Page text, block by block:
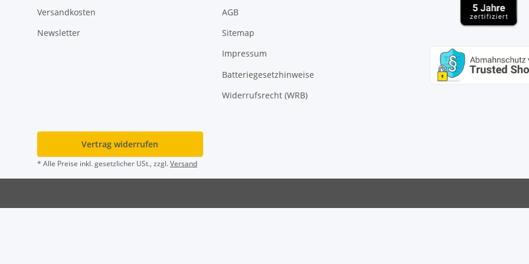
Versandkosten
Newsletter
AGB
Sitemap
Impressum
Batteriegesetzhinweise
Widerrufsrecht (WRB)
Vertrag widerrufen
* Alle Preise inkl. gesetzlicher USt., zzgl.Versand